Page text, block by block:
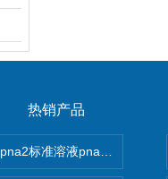
热销产品
pna2标准溶液pna3 pna4